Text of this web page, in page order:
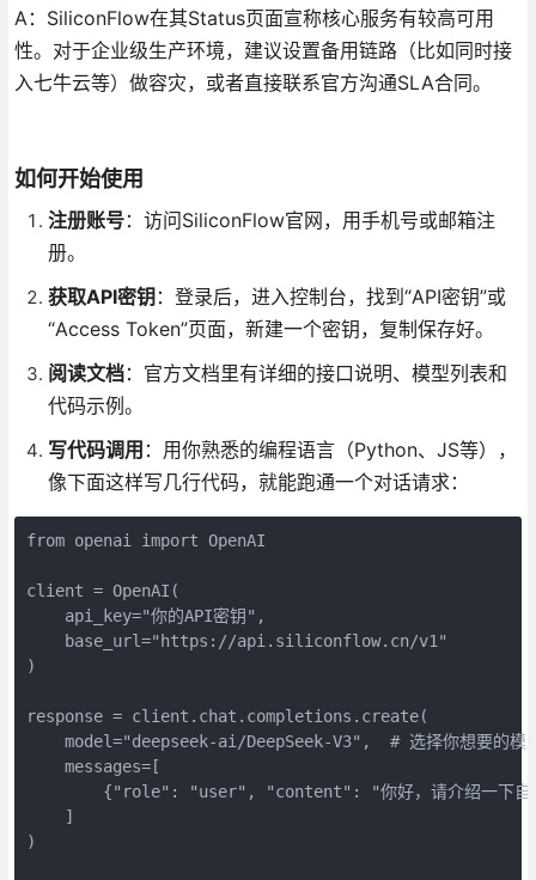
A：SiliconFlow在其Status页面宣称核心服务有较高可用
性。对于企业级生产环境，建议设置备用链路（比如同时接
入七牛云等）做容灾，或者直接联系官方沟通SLA合同。
如何开始使用
注册账号：访问SiliconFlow官网，用手机号或邮箱注
册。
获取API密钥：登录后，进入控制台，找到“API密钥”或
“Access Token”页面，新建一个密钥，复制保存好。
阅读文档：官方文档里有详细的接口说明、模型列表和
代码示例。
写代码调用 ：用你熟悉的编程语言（Python、JS等），
像下面这样写几行代码，就能跑通一个对话请求：
from openai import OpenAI
client = OpenAI(
    api_key="你的API密钥",
    base_url="https://api.siliconflow.cn/v1"
)
response = client.chat.completions.create(
model="deepseek-ai/DeepSeek-V3",  # 选择你想要的模
    messages=[
{"role": "user", "content": "你好，请介绍一下自
    ]
)